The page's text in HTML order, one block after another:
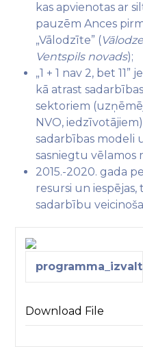
kas apvienotas ar
pauzēm Ances
„Vālodzīte” (
Ventspils novads);
„1 + 1 nav 2, bet
kā atrast
sektoriem
NVO,
sadarbības modeli
sasniegtu vēlamos
2015.-2020. gada
resursi un
sadarbību
Download File